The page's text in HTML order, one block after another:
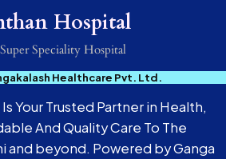
Hospital
Speciality Hospital
Healthcare Pvt. Ltd.
Your Trusted Partner in Health,
And Quality Care To The
and beyond. Powered by Ganga